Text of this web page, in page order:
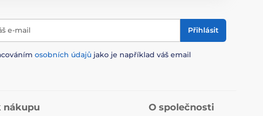
e-mail Přihlásit
osobních údajů jako je například váš email
nákupu O společnosti